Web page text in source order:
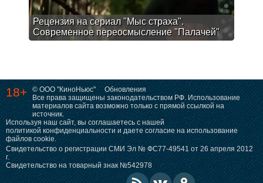
Рецензия на сериал "Мыс страха".
Современное переосмысление "Палачей"
18+ © ООО "КиноНьюс"
Обновления
Все права защищены законодательством РФ. Использование
материалов сайта возможно только с прямой ссылкой на
источник.
Используя наш сайт, вы соглашаетесь с нашей
политикой конфиденциальности и даете согласие на использование
файлов cookie.
Свидетельство о регистрации СМИ Эл № ФС77-49541 от 26 апреля 2012
г.
Свидетельство на товарный знак №542978